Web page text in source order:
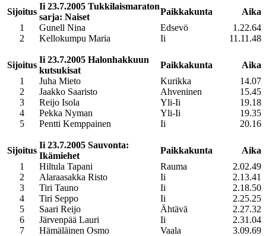
Sijoitus
Ii 23.7.2005 Tukkilaismaraton
sarja: Naiset
Paikkakunta
Aika
1
Gunell Nina Edsevö
1.22.64
2
Kellokumpu Maria Ii 11.11.48
Sijoitus
Ii 23.7.2005 Halonhakkuun
kutsukisat
Paikkakunta
Aika
1
Juha Mieto Kurikka
14.07
2
Jaakko Saaristo Ahveninen
15.45
3
Reijo Isola Yli-Ii
19.18
4
Pekka Nyman Yli-Ii
19.35
5
Pentti Kemppainen Ii 20.16
Sijoitus
Ii 23.7.2005 Sauvonta:
Ikämiehet
Paikkakunta
Aika
1
Hiltula Tapani Rauma
2.02.49
2
Alaraasakka Risto Ii
2.13.41
3
Tiri Tauno Ii
2.18.50
4
Tiri Seppo Ii
2.25.25
5
Saari Reijo Ähtävä
2.27.32
6
Järvenpää Lauri Ii
2.31.04
7
Hämäläinen Osmo Vaala 3.09.69